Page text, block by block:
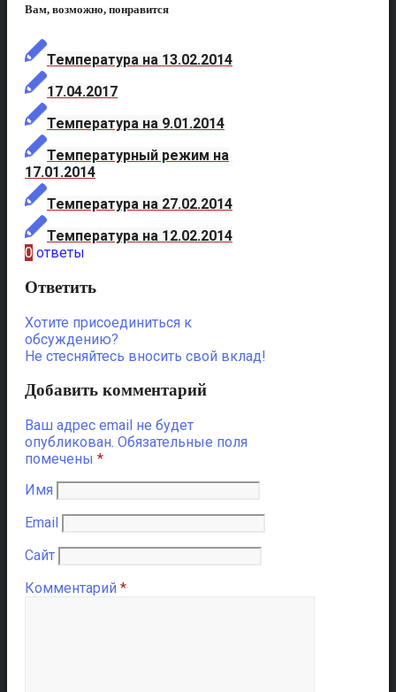
Вам, возможно, понравится
Температура на 13.02.2014
17.04.2017
Температура на 9.01.2014
Температурный режим на
17.01.2014
Температура на 27.02.2014
Температура на 12.02.2014
0 ответы
Ответить
Хотите присоединиться к
обсуждению?
Не стесняйтесь вносить свой вклад!
Добавить комментарий
Ваш адрес email не будет
опубликован. Обязательные поля
помечены *
Имя
Email
Сайт
Комментарий *